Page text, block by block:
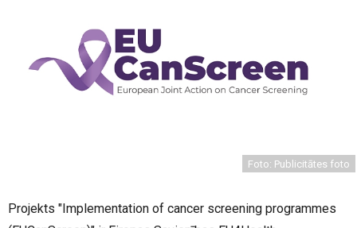
Foto: Publicitātes foto
Projekts "Implementation of cancer screening programmes